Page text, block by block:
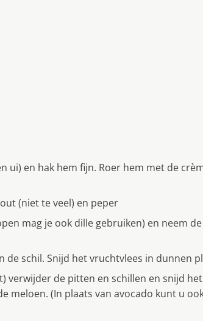
ui) en hak hem fijn. Roer hem met de
(niet te veel) en peper
mag je ook dille gebruiken) en neem de
schil. Snijd het vruchtvlees in dunnen
verwijder de pitten en schillen en snijd het
meloen. (In plaats van avocado kunt u